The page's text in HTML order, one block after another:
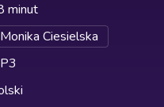
minut
Monika Ciesielska